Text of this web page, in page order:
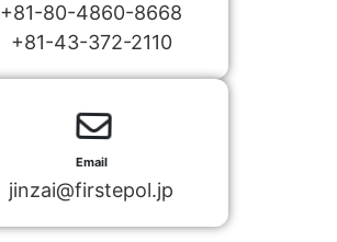
+81-80-4860-8668
+81-43-372-2110
Email
jinzai@firstepol.jp